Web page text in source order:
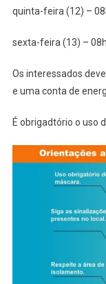
quinta-feira (12) –
sexta-feira (13) –
Os interessados
e uma conta de
É obrigadtório o uso